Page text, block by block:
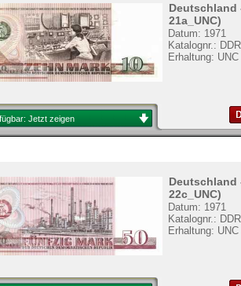
Deutschland
21a_UNC)
Datum: 1971
Katalognr.:
Erhaltung: UNC
Jetzt zeigen
Deutschland
22c_UNC)
Datum: 1971
Katalognr.:
Erhaltung: UNC